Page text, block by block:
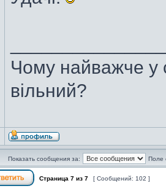
Чому найважче у
вільний?
Показать сообщения за: Поле
Страница 7 из 7 [ Сообщений: 102 ]